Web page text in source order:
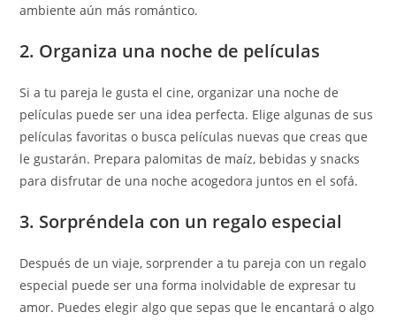
ambiente aún más romántico.
2. Organiza una noche de películas
Si a tu pareja le gusta el cine, organizar una noche de
películas puede ser una idea perfecta. Elige algunas de sus
películas favoritas o busca películas nuevas que creas que
le gustarán. Prepara palomitas de maíz, bebidas y snacks
para disfrutar de una noche acogedora juntos en el sofá.
3. Sorpréndela con un regalo especial
Después de un viaje, sorprender a tu pareja con un regalo
especial puede ser una forma inolvidable de expresar tu
amor. Puedes elegir algo que sepas que le encantará o algo